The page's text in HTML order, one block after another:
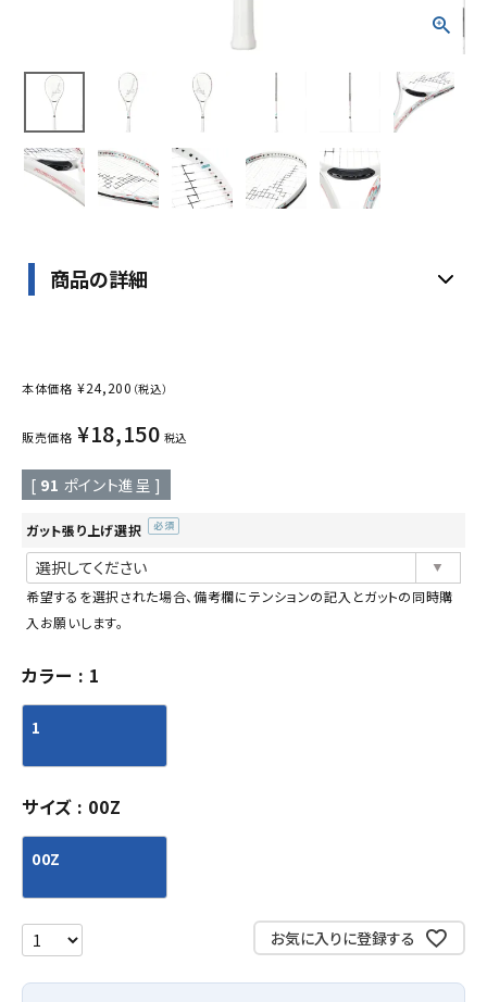
商品の詳細
本体価格 ¥24,200 （税込）
販売価格 ¥18,150 税込
[ 91 ポイント進呈 ]
ガット張り上げ選択
希望するを選択された場合、備考欄にテンションの記入とガットの同時購
入お願いします。
カラー 1
1
サイズ 00Z
00Z
お気に入りに登録する